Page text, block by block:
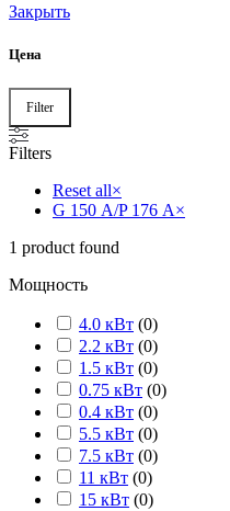
Закрыть
Цена
Min
price
Max
price
Filter
Filters
Reset all×
G 150 А/P 176 А×
1 product found
Мощность
4.0 кВт (0)
2.2 кВт (0)
1.5 кВт (0)
0.75 кВт (0)
0.4 кВт (0)
5.5 кВт (0)
7.5 кВт (0)
11 кВт (0)
15 кВт (0)